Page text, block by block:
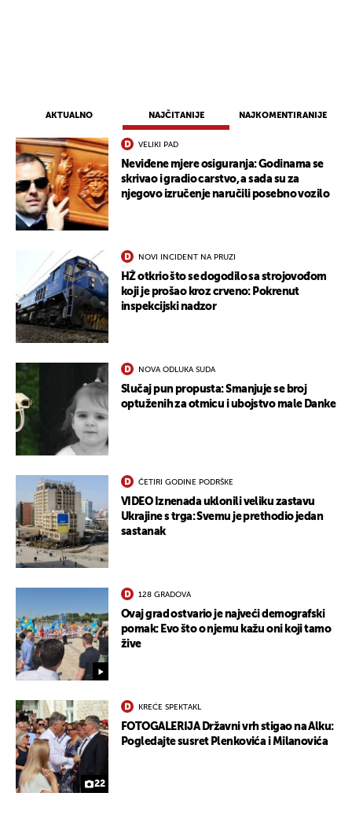
AKTUALNO NAJČITANIJE NAJKOMENTIRANIJE
VELIKI PAD
Neviđene mjere osiguranja: Godinama se
skrivao i gradio carstvo, a sada su za
njegovo izručenje naručili posebno vozilo
NOVI INCIDENT NA PRUZI
HŽ otkrio što se dogodilo sa strojovođom
koji je prošao kroz crveno: Pokrenut
inspekcijski nadzor
NOVA ODLUKA SUDA
Slučaj pun propusta: Smanjuje se broj
optuženih za otmicu i ubojstvo male Danke
ČETIRI GODINE PODRŠKE
VIDEO Iznenada uklonili veliku zastavu
Ukrajine s trga: Svemu je prethodio jedan
sastanak
128 GRADOVA
Ovaj grad ostvario je najveći demografski
pomak: Evo što o njemu kažu oni koji tamo
žive
22
KREĆE SPEKTAKL
FOTOGALERIJA Državni vrh stigao na Alku:
Pogledajte susret Plenkovića i Milanovića
UKLJUČITE NOTIFIKACIJE